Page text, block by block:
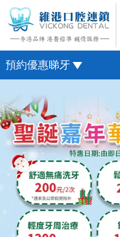
預約優惠睇牙
首頁 home page
醫院簡介 hospital
醫生介紹 doctor
醫療新聞 medical news
種植牙 dental implant
箍牙 orthodontics
澳門電話預約
微信預約
WhatsApp預約